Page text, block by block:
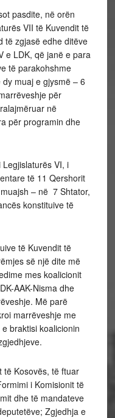
pasdite, në orën
VII të Kuvendit të
të zgjasë edhe ditëve
e LDK, që janë e para
të parakohshme
muaj e gjysmë – 6
për
në
për programin dhe
VI, i
të 11 Qershorit
– në 7 Shtator,
konstituive të
të Kuvendit të
së një dite më
mes koalicionit
AAK-Nisma dhe
Më parë
marrëveshje me
braktisi koalicionin
të Kosovës, të ftuar
i Komisionit të
dhe të mandateve
Zgjedhja e